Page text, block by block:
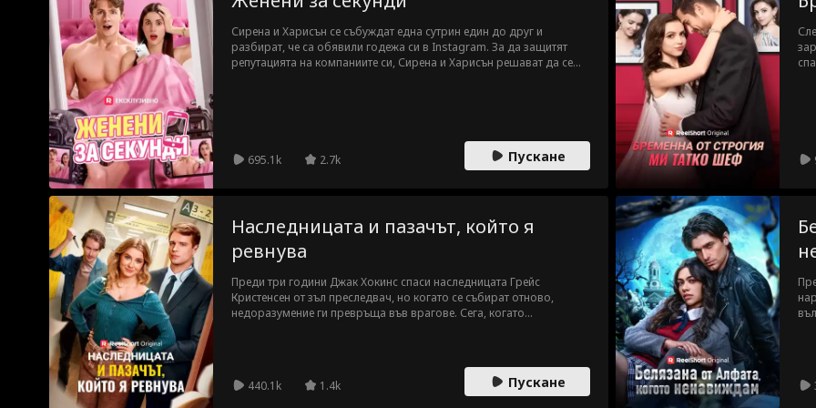
Сирена и Харисън се събуждат една сутрин един до друг и
разбират, че са обявили годежа си в Instagram. За да защитят
репутацията на компаниите си, Сирена и Харисън решават да се
695.1k 2.7k Пускане
Наследницата и пазачът, който я
ревнува
Преди три години Джак Хокинс спаси наследницата Грейс
Кристенсен от зъл преследвач, но когато се събират отново,
недоразумение ги превръща във врагове. Сега, когато
440.1k
1.4k Пускане